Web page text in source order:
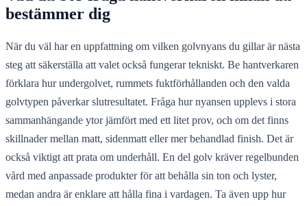
bestämmer dig
När du väl har en uppfattning om vilken golvnyans du gillar är nästa
steg att säkerställa att valet också fungerar tekniskt. Be hantverkaren
förklara hur undergolvet, rummets fuktförhållanden och den valda
golvtypen påverkar slutresultatet. Fråga hur nyansen upplevs i stora
sammanhängande ytor jämfört med ett litet prov, och om det finns
skillnader mellan matt, sidenmatt eller mer behandlad finish. Det är
också viktigt att prata om underhåll. En del golv kräver regelbunden
vård med anpassade produkter för att behålla sin ton och lyster,
medan andra är enklare att hålla fina i vardagen. Ta även upp hur